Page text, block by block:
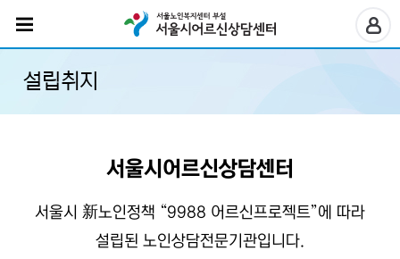
설립취지
서울시어르신상담센터
서울시 新노인정책 “9988 어르신프로젝트”에 따라
설립된 노인상담전문기관입니다.